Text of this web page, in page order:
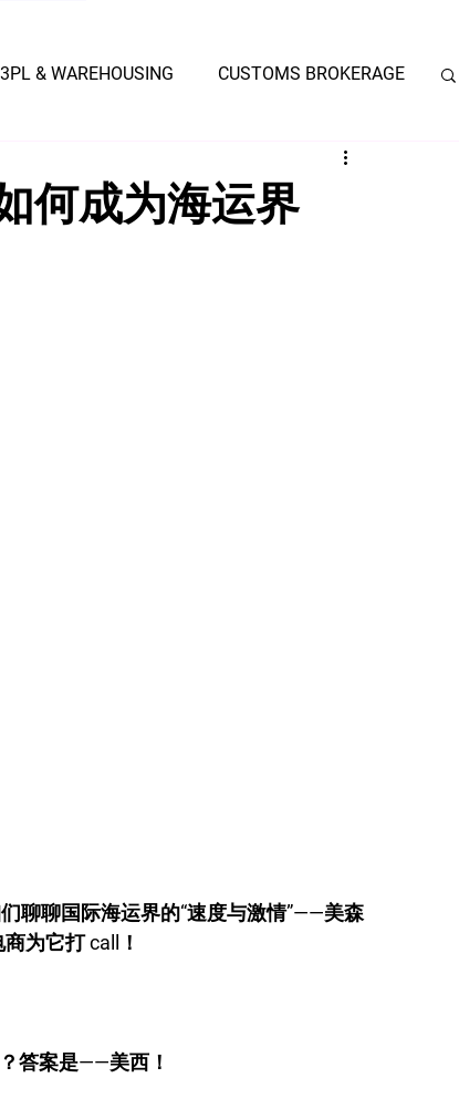
3PL & WAREHOUSING CUSTOMS BROKERAGE
何成为海运界
聊聊国际海运界的“速度与激情”——美森
为它打 call！
答案是——美西！